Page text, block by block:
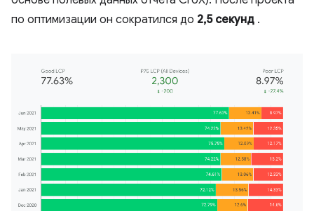
по оптимизации он сократился до 2,5 секунд .